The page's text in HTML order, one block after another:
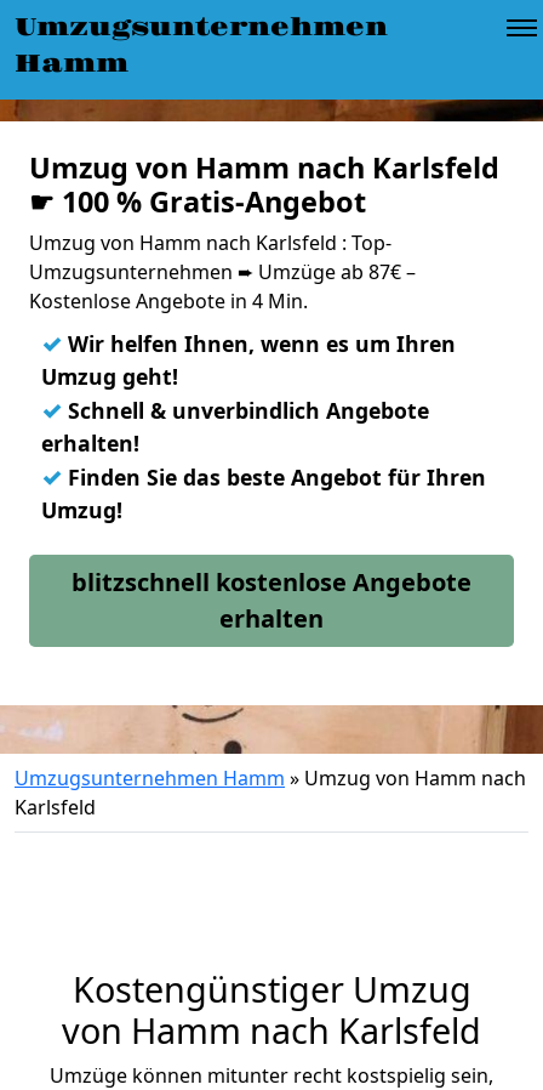
Umzugsunternehmen
Hamm
Umzug von Hamm nach Karlsfeld
☛ 100 % Gratis-Angebot
Umzug von Hamm nach Karlsfeld : Top-
Umzugsunternehmen ➨ Umzüge ab 87€ –
Kostenlose Angebote in 4 Min.
✓ Wir helfen Ihnen, wenn es um Ihren
Umzug geht!
✓ Schnell & unverbindlich Angebote
erhalten!
✓ Finden Sie das beste Angebot für Ihren
Umzug!
blitzschnell kostenlose Angebote
erhalten
Umzugsunternehmen Hamm » Umzug von Hamm nach
Karlsfeld
Kostengünstiger Umzug
von Hamm nach Karlsfeld
Umzüge können mitunter recht kostspielig sein,